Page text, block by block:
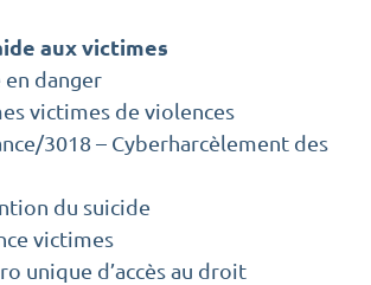
aux victimes
en danger
victimes de violences
3018 – Cyberharcèlement des
du suicide
victimes
unique d’accès au droit